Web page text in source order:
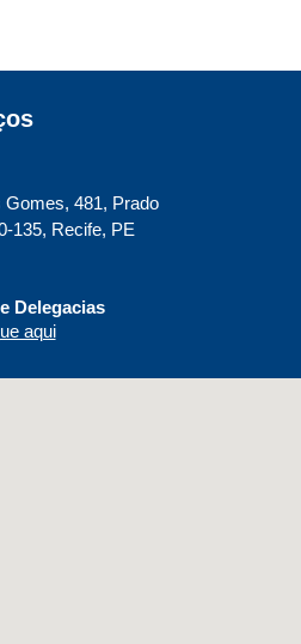
Gomes, 481, Prado
135, Recife, PE
Delegacias
aqui